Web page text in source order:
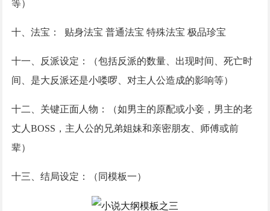
等）
十、法宝： 贴身法宝 普通法宝 特殊法宝 极品珍宝
十一、反派设定：（包括反派的数量、出现时间、死亡时
间、是大反派还是小喽啰、对主人公造成的影响等）
十二、关键正面人物：（如男主的原配或小妾，男主的老
丈人BOSS，主人公的兄弟姐妹和亲密朋友、师傅或前
辈）
十三、结局设定：（同模板一）